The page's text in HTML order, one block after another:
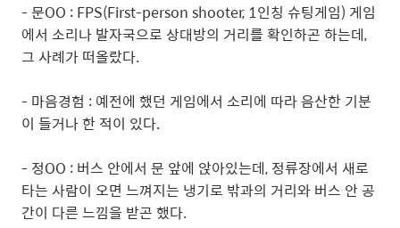
- 문OO : FPS(First-person shooter, 1인칭 슈팅게임) 게임
에서 소리나 발자국으로 상대방의 거리를 확인하곤 하는데,
그 사례가 떠올랐다.
- 마음경험 : 예전에 했던 게임에서 소리에 따라 음산한 기분
이 들거나 한 적이 있다.
- 정OO : 버스 안에서 문 앞에 앉아있는데, 정류장에서 새로
타는 사람이 오면 느껴지는 냉기로 밖과의 거리와 버스 안 공
간이 다른 느낌을 받곤 했다.